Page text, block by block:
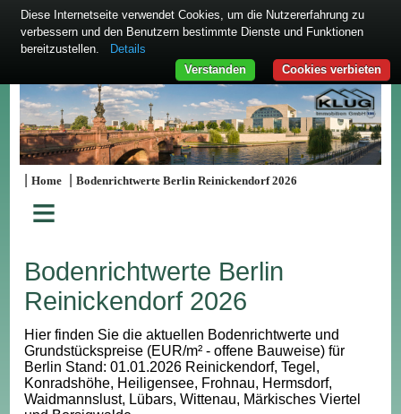
|Home |Bodenrichtwerte Berlin Reinickendorf 2026
≡
Bodenrichtwerte Berlin
Reinickendorf 2026
Hier finden Sie die aktuellen Bodenrichtwerte und
Grundstückspreise (EUR/m² - offene Bauweise) für
Berlin Stand: 01.01.2026 Reinickendorf, Tegel,
Konradshöhe, Heiligensee, Frohnau, Hermsdorf,
Waidmannslust, Lübars, Wittenau, Märkisches Viertel
Diese Internetseite verwendet Cookies, um die Nutzererfahrung zu
verbessern und den Benutzern bestimmte Dienste und Funktionen
bereitzustellen.
Details
Cookies verbieten
Verstanden